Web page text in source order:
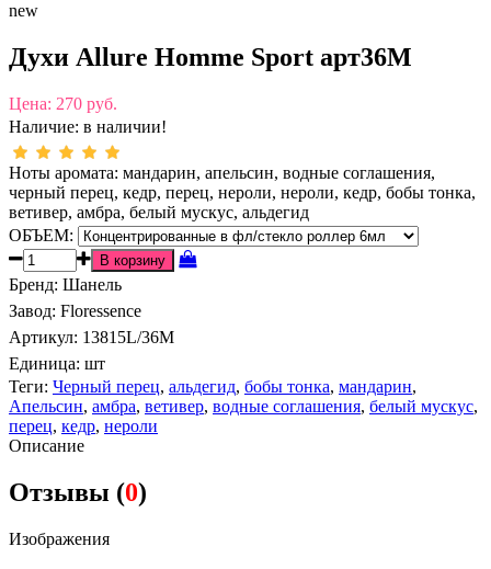
new
Духи Allure Homme Sport арт36M
Цена: 270 руб.
Наличие: в наличии!
Ноты аромата: мандарин, апельсин, водные соглашения,
черный перец, кедр, перец, нероли, нероли, кедр, бобы тонка,
ветивер, амбра, белый мускус, альдегид
ОБЪЕМ:
Бренд: Шанель
Завод: Floressence
Артикул: 13815L/36M
Единица: шт
Теги: Черный перец, альдегид, бобы тонка, мандарин,
Апельсин, амбра, ветивер, водные соглашения, белый мускус,
перец, кедр, нероли
Описание
Отзывы (0)
Изображения